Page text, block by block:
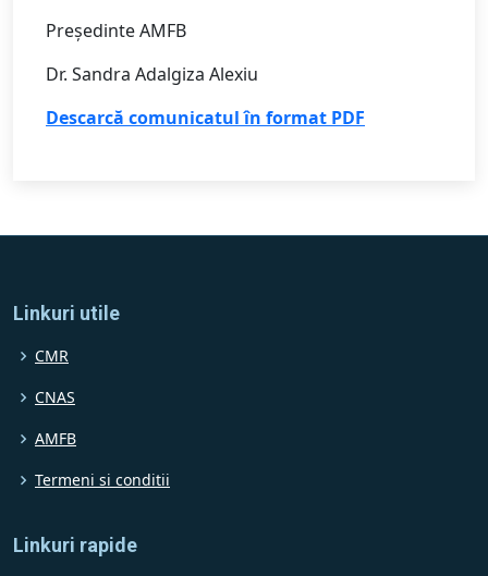
Președinte AMFB
Dr. Sandra Adalgiza Alexiu
Descarcă comunicatul în format PDF
Linkuri utile
CMR
CNAS
AMFB
Termeni si conditii
Linkuri rapide